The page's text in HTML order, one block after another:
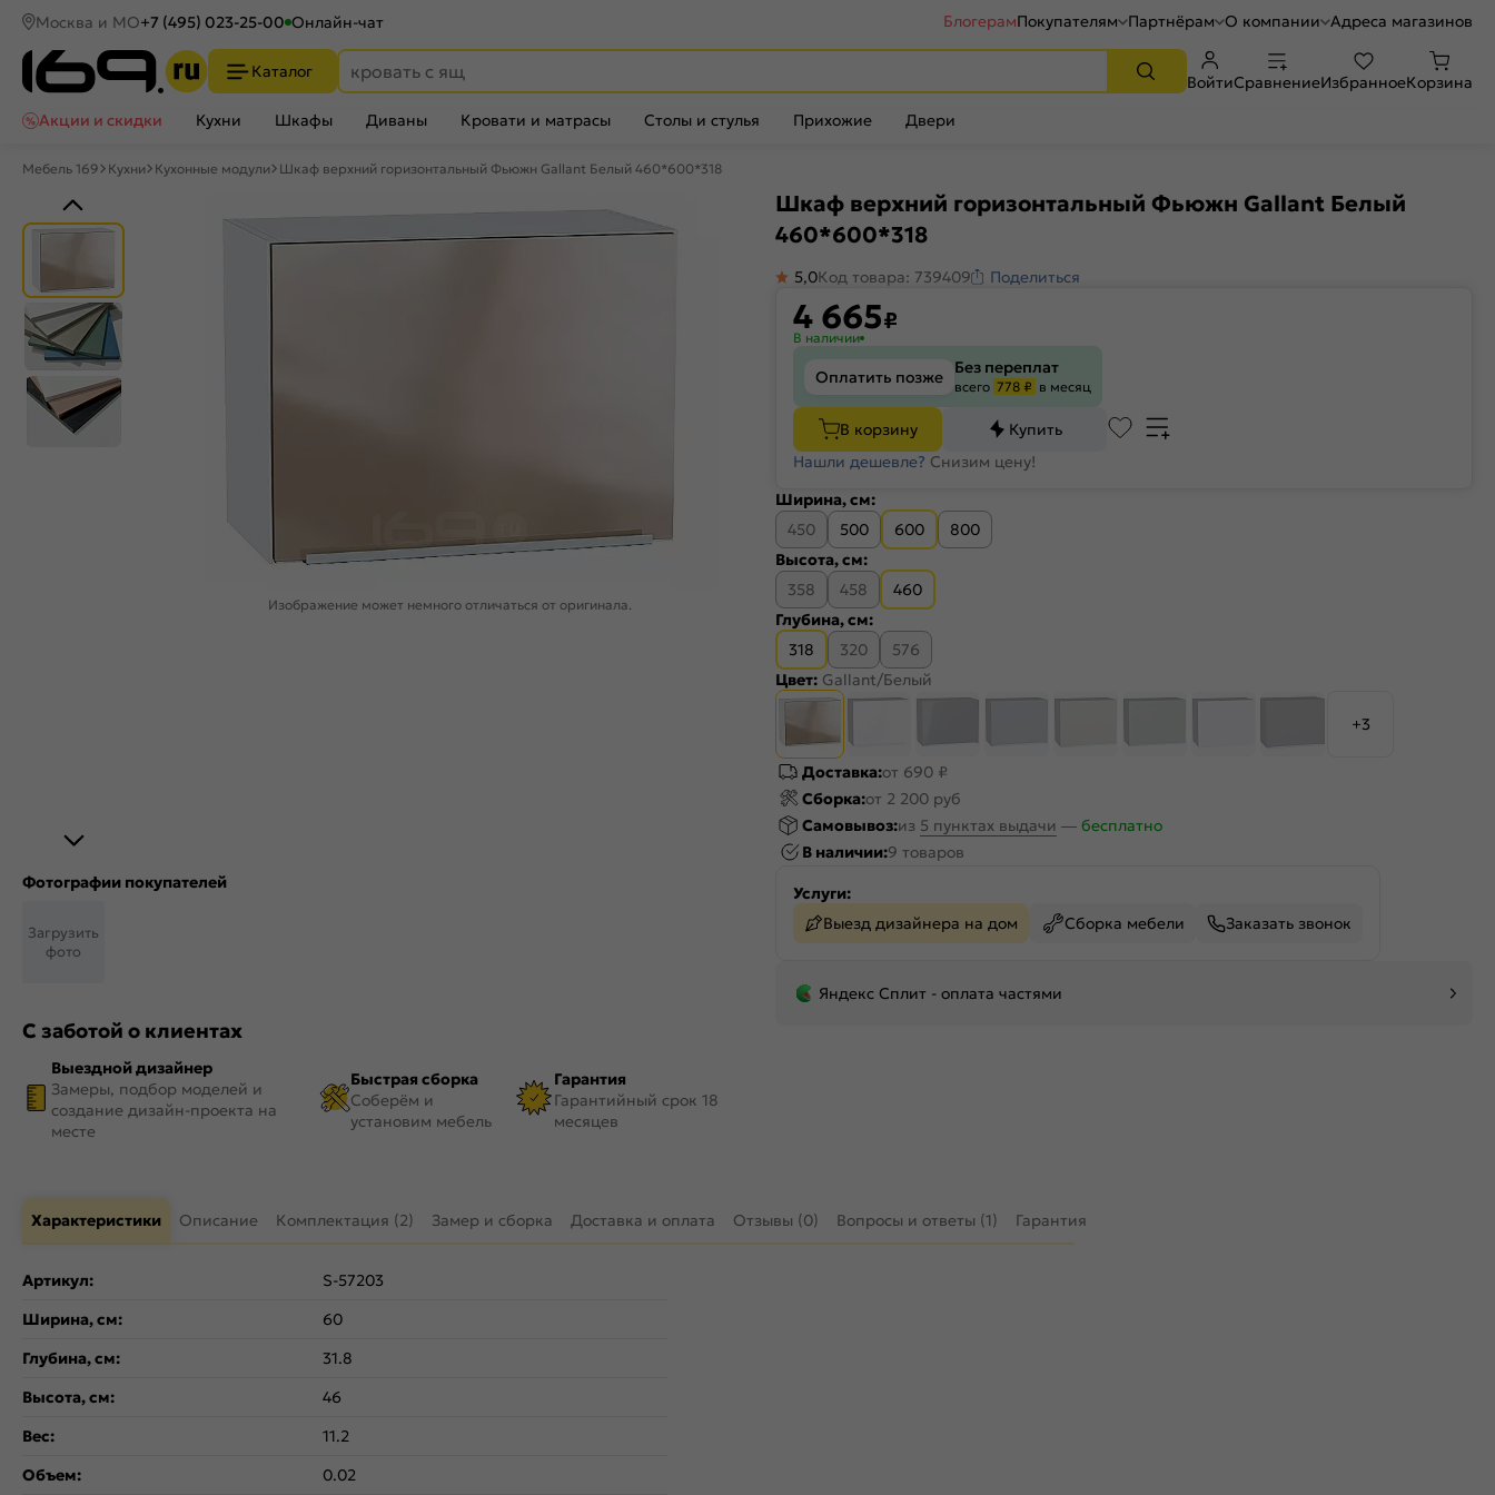
Москва и МО+7 (495) 023-25-00 Онлайн-чат БлогерамПокупателям Партнёрам О компании Адреса магазинов
Каталог
ВойтиСравнениеИзбранноеКорзина
Акции и скидки
Кухни Шкафы Диваны Кровати и матрасы Столы и стулья Прихожие Двери
Мебель 169 Кухни Кухонные модули Шкаф верхний горизонтальный Фьюжн Gallant Белый 460*600*318
Изображение может немного отличаться от оригинала.
Фотографии покупателей
Загрузить
фото
С заботой о клиентах
Выездной дизайнер
Замеры, подбор моделей и
создание дизайн-проекта на
месте
Быстрая сборка
Соберём и
установим мебель
Гарантия
Гарантийный срок 18
месяцев
Шкаф верхний горизонтальный Фьюжн Gallant Белый
460*600*318
5,0Код товара: 739409 Поделиться
4 665₽
В наличии
Оплатить позже Без переплат
всего 778 ₽ в месяц
В корзину
Купить
Нашли дешевле? Снизим цену!
Ширина, см:
450
500 600
800
Высота, см:
358
458
460
Глубина, см:
318
320
576
Цвет: Gallant/Белый
+3
Доставка:от 690 ₽
Сборка:от 2 200 руб
Самовывоз:из 5 пунктах выдачи — бесплатно
В наличии:9 товаров
Услуги:
Выезд дизайнера на дом
Сборка мебели Заказать звонок
Яндекс Сплит - оплата частями
Характеристики Описание Комплектация (2) Замер и сборка Доставка и оплата Отзывы (0) Вопросы и ответы (1) Гарантия
Артикул:
S-57203
Ширина, см:
60
Глубина, см:
31.8
Высота, см:
46
Вес:
11.2
Объем:
0.02